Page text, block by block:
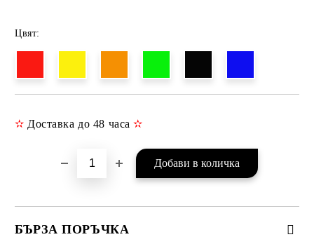
Цвят:
✫ Доставка до 48 часа✫
БЪРЗА ПОРЪЧКА